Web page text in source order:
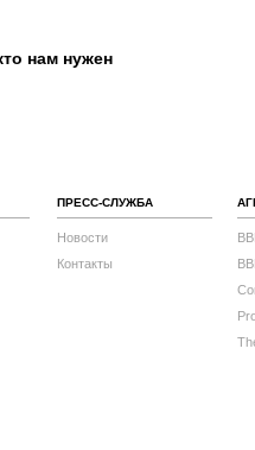
нам нужен
ПРЕСС-СЛУЖБА
Новости
Контакты